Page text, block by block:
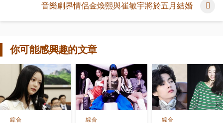
音樂劇界情侶金煥熙與崔敏宇將於五月結婚
你可能感興趣的文章
綜合 綜合 綜合